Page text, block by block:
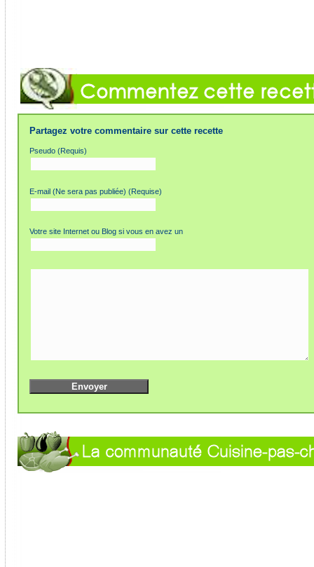
Partagez votre commentaire sur cette recette
Pseudo (Requis)
E-mail (Ne sera pas publiée) (Requise)
Votre site Internet ou Blog si vous en avez un